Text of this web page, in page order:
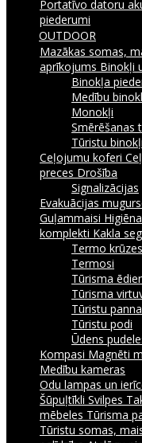
Portatīvo datoru
piederumi
OUTDOOR
Mazākas somas,
aprīkojums Binokļi
Binokļa
Medību
Monokļi
Smērēšanas
Tūristu binokļi
Ceļojumu koferi
preces Drošība
Signalizācijas
Evakuācijas
Guļammaisi
komplekti Kakla
Termo krūzes
Termosi
Tūrisma
Tūrisma
Tūristu
Tūristu podi
Ūdens
Kompasi Magnēti
Medību kameras
Odu lampas un
Šūpuļtīkli Svilpes
mēbeles Tūrisma
Tūristu somas,